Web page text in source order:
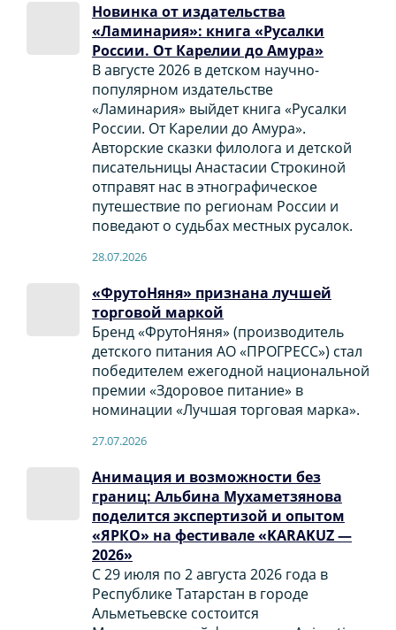
Новинка от издательства
«Ламинария»: книга «Русалки
России. От Карелии до Амура»
В августе 2026 в детском научно-
популярном издательстве
«Ламинария» выйдет книга «Русалки
России. От Карелии до Амура».
Авторские сказки филолога и детской
писательницы Анастасии Строкиной
отправят нас в этнографическое
путешествие по регионам России и
поведают о судьбах местных русалок.
28.07.2026
«ФрутоНяня» признана лучшей
торговой маркой
Бренд «ФрутоНяня» (производитель
детского питания АО «ПРОГРЕСС») стал
победителем ежегодной национальной
премии «Здоровое питание» в
номинации «Лучшая торговая марка».
27.07.2026
Анимация и возможности без
границ: Альбина Мухаметзянова
поделится экспертизой и опытом
«ЯРКО» на фестивале «KARAKUZ —
2026»
С 29 июля по 2 августа 2026 года в
Республике Татарстан в городе
Альметьевске состоится